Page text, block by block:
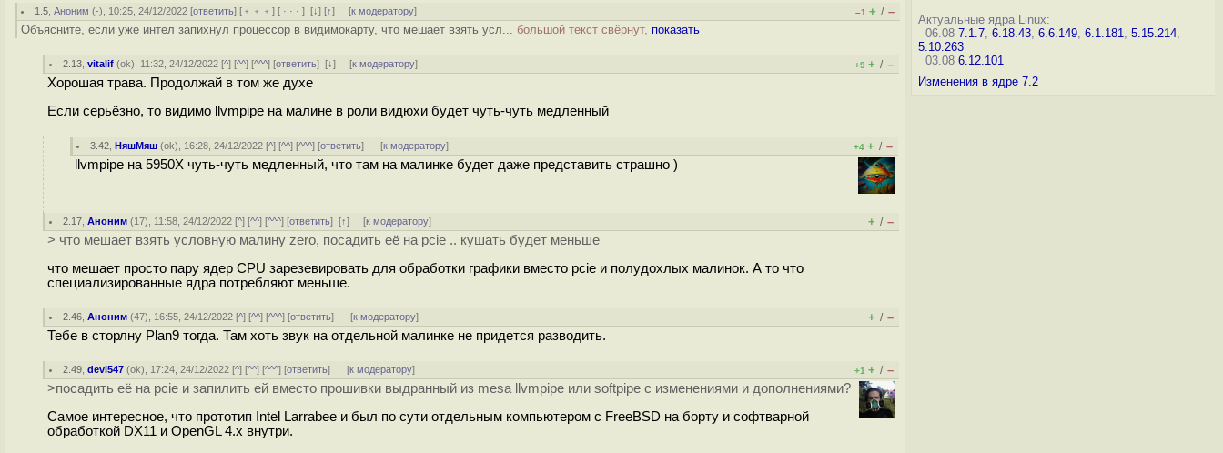
1.5 ,Аноним (-), 10:25, 24/12/2022 [ответить] [ ﹢﹢﹢] [ · · ·][↓] [↑] [к модератору] –1 + / –
Объясните, если уже интел запихнул процессор в видимокарту, что мешает взять усл... большой текст свёрнут, показать
2.13 ,vitalif (ok), 11:32, 24/12/2022 [^] [^^] [^^^] [ответить][↓] [к модератору] +9 + / –
Хорошая трава. Продолжай в том же духе
Если серьёзно, то видимо llvmpipe на малине в роли видюхи будет чуть-чуть медленный
3.42 ,НяшМяш (ok), 16:28, 24/12/2022 [^] [^^] [^^^] [ответить] [к модератору] +4 + / –
llvmpipe на 5950Х чуть-чуть медленный, что там на малинке будет даже представить страшно )
2.17 ,Аноним (17), 11:58, 24/12/2022 [^] [^^] [^^^] [ответить][↑] [к модератору] + / –
> что мешает взять условную малину zero, посадить её на pcie .. кушать будет меньше
что мешает просто пару ядер CPU зарезевировать для обработки графики вместо pcie и полудохлых малинок. А то что
специализированные ядра потребляют меньше.
2.46 ,Аноним (47), 16:55, 24/12/2022 [^] [^^] [^^^] [ответить] [к модератору] + / –
Тебе в сторлну Plan9 тогда. Там хоть звук на отдельной малинке не придется разводить.
2.49 ,devl547 (ok), 17:24, 24/12/2022 [^] [^^] [^^^] [ответить] [к модератору] +1 + / –
>посадить её на pcie и запилить ей вместо прошивки выдранный из mesa llvmpipe или softpipe с изменениями и дополнениями?
Самое интересное, что прототип Intel Larrabee и был по сути отдельным компьютером с FreeBSD на борту и софтварной
обработкой DX11 и OpenGL 4.x внутри.
Актуальные ядра Linux:
06.08 7.1.7, 6.18.43, 6.6.149, 6.1.181, 5.15.214,
5.10.263
03.08 6.12.101
Изменения в ядре 7.2